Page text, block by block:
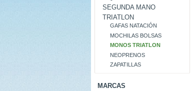
SEGUNDA MANO
TRIATLON
GAFAS NATACIÓN
MOCHILAS BOLSAS
MONOS TRIATLON
NEOPRENOS
ZAPATILLAS
MARCAS